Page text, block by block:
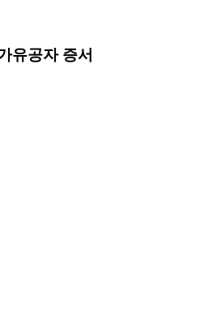
유공자 증서